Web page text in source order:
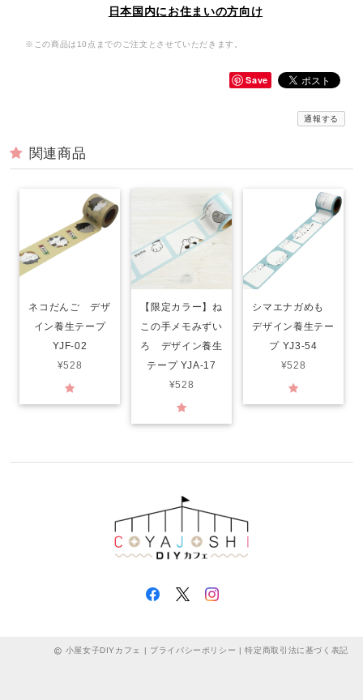
日本国内にお住まいの方向け
※この商品は10点までのご注文とさせていただきます。
Save
通報する
関連商品
ネコだんご デザ
イン養生テープ
YJF-02
¥528
【限定カラー】ね
この手メモみずい
ろ デザイン養生
テープ YJA-17
¥528
シマエナガめも
デザイン養生テー
プ YJ3-54
¥528
小屋女子DIYカフェ | プライバシーポリシー |特定商取引法に基づく表記